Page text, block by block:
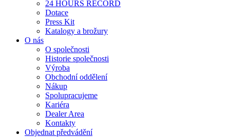
24 HOURS RECORD
Dotace
Press Kit
Katalogy a brožury
O nás
O společnosti
Historie společnosti
Výroba
Obchodní oddělení
Nákup
Spolupracujeme
Kariéra
Dealer Area
Kontakty
Objednat předvádění